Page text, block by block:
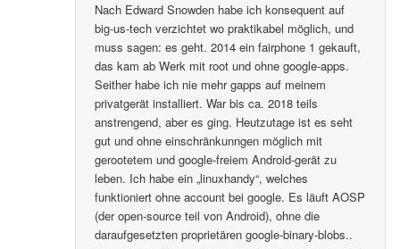
Nach Edward Snowden habe ich konsequent auf
big-us-tech verzichtet wo praktikabel möglich, und
muss sagen: es geht. 2014 ein fairphone 1 gekauft,
das kam ab Werk mit root und ohne google-apps.
Seither habe ich nie mehr gapps auf meinem
privatgerät installiert. War bis ca. 2018 teils
anstrengend, aber es ging. Heutzutage ist es seht
gut und ohne einschränkunngen möglich mit
gerootetem und google-freiem Android-gerät zu
leben. Ich habe ein „linuxhandy“, welches
funktioniert ohne account bei google. Es läuft AOSP
(der open-source teil von Android), ohne die
daraufgesetzten proprietären google-binary-blobs..